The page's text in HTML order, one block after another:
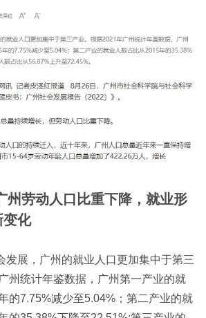
州劳动人口比重下降，就业形
变化
发展，广州的就业人口更加集中于第三
州统计年鉴数据，广州第一产业的就
的7.75%减少至5.04%；第二产业的就